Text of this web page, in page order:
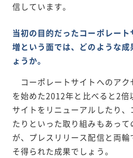
信しています。
当初の目的だったコーポレー
増という面では、どのような
ょうか。
コーポレートサイトへのアク
を始めた2012年と比べると2倍
サイトをリニューアルしたり、
たりといった取り組みもあっ
が、プレスリリース配信と両輪
そ得られた成果でしょう。